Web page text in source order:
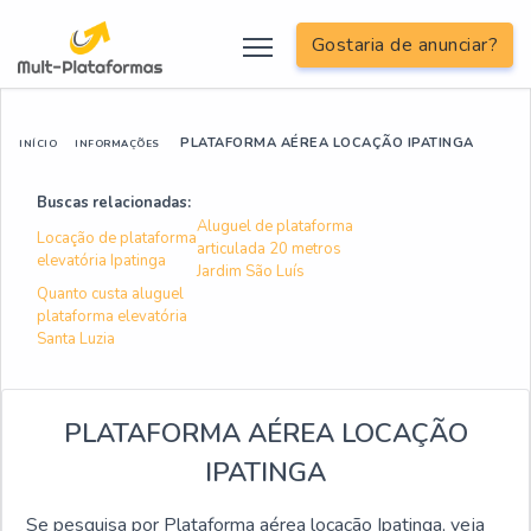
Gostaria de anunciar?
INÍCIO INFORMAÇÕES PLATAFORMA AÉREA LOCAÇÃO IPATINGA
Buscas relacionadas:
Locação de plataforma
elevatória Ipatinga
Aluguel de plataforma
articulada 20 metros
Jardim São Luís
Quanto custa aluguel
plataforma elevatória
Santa Luzia
PLATAFORMA AÉREA LOCAÇÃO
IPATINGA
Se pesquisa por Plataforma aérea locação Ipatinga, veja